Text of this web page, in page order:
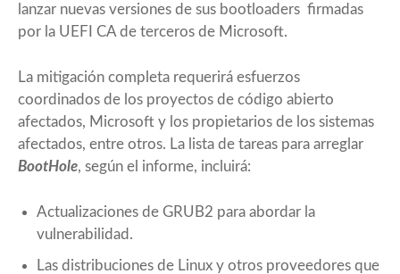
lanzar nuevas versiones de sus bootloaders firmadas
por la UEFI CA de terceros de Microsoft.
La mitigación completa requerirá esfuerzos
coordinados de los proyectos de código abierto
afectados, Microsoft y los propietarios de los sistemas
afectados, entre otros. La lista de tareas para arreglar
BootHole, según el informe, incluirá:
Actualizaciones de GRUB2 para abordar la
vulnerabilidad.
Las distribuciones de Linux y otros proveedores que